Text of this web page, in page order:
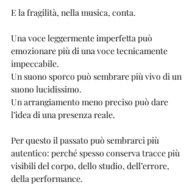
E la fragilità, nella musica, conta.
Una voce leggermente imperfetta può
emozionare più di una voce tecnicamente
impeccabile.
Un suono sporco può sembrare più vivo di un
suono lucidissimo.
Un arrangiamento meno preciso può dare
l’idea di una presenza reale.
Per questo il passato può sembrarci più
autentico: perché spesso conserva tracce più
visibili del corpo, dello studio, dell’errore,
della performance.